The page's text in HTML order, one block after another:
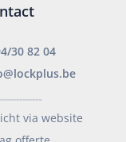
30 82 04
via website